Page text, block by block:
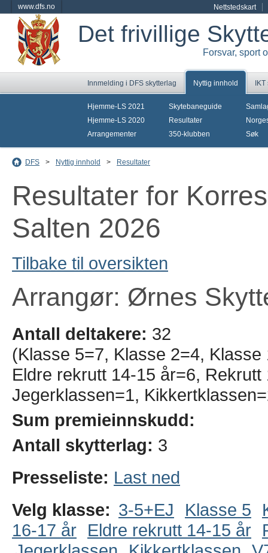
www.dfs.no Nettstedskart
Det frivillige
Forsvar, sport
Innmelding i DFS skytterlag Nyttig innhold
Hjemme-LS 2021
Hjemme-LS 2020
Arrangementer
Skytebaneguide
Resultater
350-klubben
Søk
DFS > Nyttig innhold > Resultater
Resultater for
Salten 2026
Tilbake til oversikten
Arrangør: Ørnes
Antall deltakere: 32
(Klasse 5=7, Klasse 2=4,
Eldre rekrutt 14-15 år=6,
Jegerklassen=1,
Sum premieinnskudd:
Antall skytterlag: 3
Presseliste: Last ned
Velg klasse: 3-5+EJ Klasse 5
16-17 år
Eldre rekrutt 14-15 år